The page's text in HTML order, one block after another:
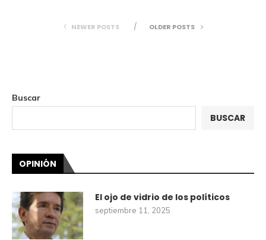
NEWER POSTS OLDER POSTS
Buscar
BUSCAR
OPINIÓN
El ojo de vidrio de los políticos
septiembre 11, 2025